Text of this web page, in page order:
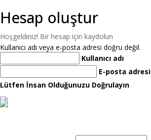
Hesap oluştur
Hoşgeldiniz! Bir hesap için kaydolun
Kullanıcı adı veya e-posta adresi doğru değil.
Kullanıcı adı
E-posta adresi
Lütfen İnsan Olduğunuzu Doğrulayın